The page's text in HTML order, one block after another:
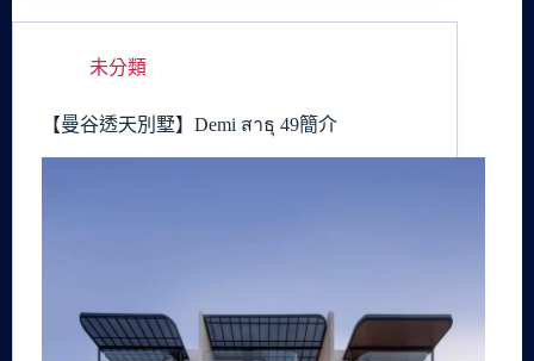
未分類
【曼谷透天別墅】Demi สาธุ 49簡介